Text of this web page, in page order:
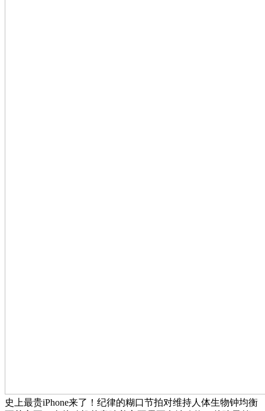
史上最贵iPhone来了！纪律的糊口节拍对维持人体生物钟均衡